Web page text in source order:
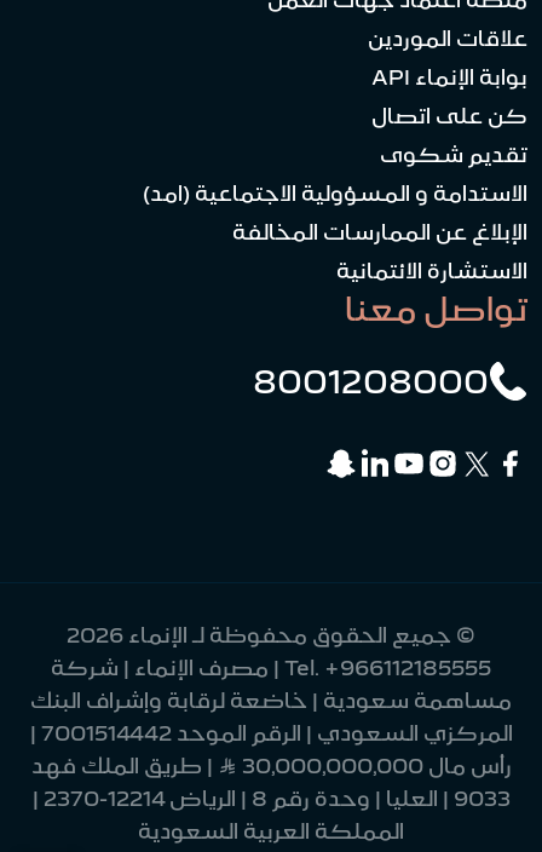
علاقات الموردين
بوابة الإنماء API
كن على اتصال
تقديم شكوى
الاستدامة و المسؤولية الاجتماعية (امد)
الإبلاغ عن الممارسات المخالفة
الاستشارة الائتمانية
تواصل معنا
8001208000
© جميع الحقوق محفوظة لـ الإنماء 2026
Tel. +966112185555
| مصرف الإنماء | شركة
مساهمة سعودية | خاضعة لرقابة وإشراف البنك
المركزي السعودي | الرقم الموحد 7001514442 |
رأس مال 30,000,000,000 Ʀ | طريق الملك فهد
9033 | العليا | وحدة رقم 8 | الرياض 12214-2370 |
المملكة العربية السعودية